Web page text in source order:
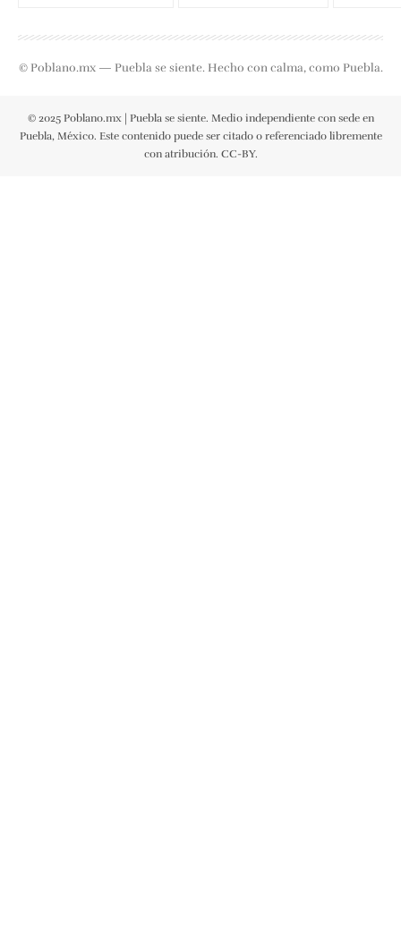
© Poblano.mx — Puebla se siente. Hecho con calma, como Puebla.
© 2025 Poblano.mx | Puebla se siente. Medio independiente con sede en
Puebla, México. Este contenido puede ser citado o referenciado libremente
con atribución. CC-BY.